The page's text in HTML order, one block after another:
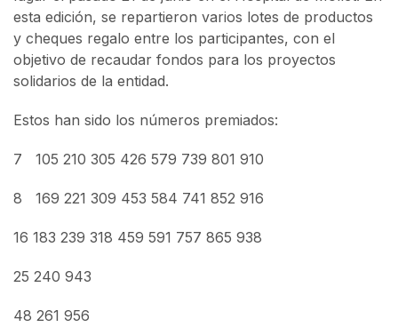
esta edición, se repartieron varios lotes de productos
y cheques regalo entre los participantes, con el
objetivo de recaudar fondos para los proyectos
solidarios de la entidad.
Estos han sido los números premiados:
7 105 210 305 426 579 739 801 910
8 169 221 309 453 584 741 852 916
16 183 239 318 459 591 757 865 938
25 240 943
48 261 956